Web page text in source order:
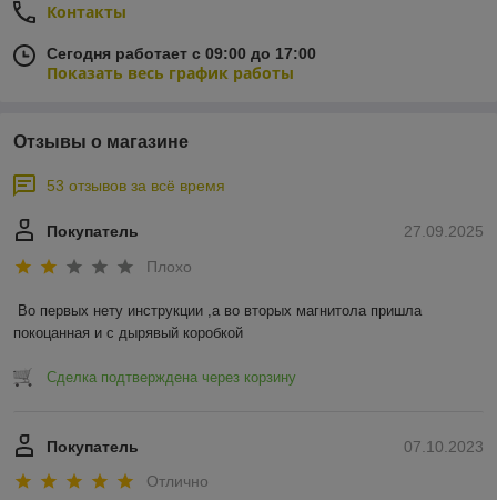
Контакты
Сегодня работает с 09:00 до 17:00
Показать весь график работы
Отзывы о магазине
53 отзывов за всё время
27.09.2025
Покупатель
Плохо
Во первых нету инструкции ,а во вторых магнитола пришла
покоцанная и с дырявый коробкой
Сделка подтверждена через корзину
07.10.2023
Покупатель
Отлично